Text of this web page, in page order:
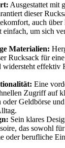
Ausgestattet mit
dieser
auch
einfach, um sich
Materialien:
Rucksack für
effektiv
Eine
Zugriff auf
oder Geldbörse
Sein klares
das sowohl
oder berufliche